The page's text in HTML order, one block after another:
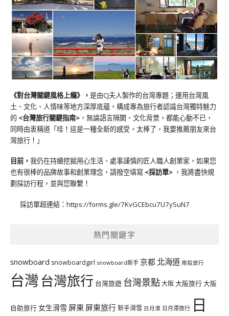
《對台灣關鍵風格上癮》 ， 是由CJ夫人製作的台灣專題；運用台灣風
土、文化、人情味等地方深厚底蘊，構成專為旅行者認識台灣獨特魅力
的 <台灣旅行關鍵指南> ，無論語言隔閡、文化背景，都能心動不已，
同時由衷稱道「哇！這是一種全新的感受，太棒了，我要推薦朋友來台
灣旅行！」
目前， 我仍在持續挖掘用心生活、處事謹慎的匠人職人創業家，如果您
也有很棒的品牌故事和創業理念，請撥空填寫 <採訪單> ，我將盡快規
劃採訪行程，並與您聯繫！
採訪單超連結： https://forms.gle/7KvGCEbcu7U7ySuN7
熱門關鍵字
snowboard snowboardgirl snowboard新手 京都 北海道 南投旅行
台灣台灣旅行 台灣旅遊 台灣景點大阪大阪旅行大阪
自助旅行 女生滑雪 屏東 屏東旅行新手滑雪 日月潭 日月潭旅行 日